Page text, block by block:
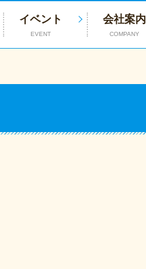
イベント
EVENT
会社案内
COMPANY